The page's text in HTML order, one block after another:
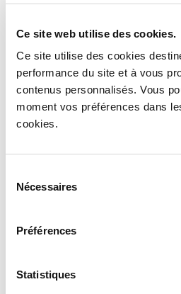
Ce site web utilise des cookies.
Ce site utilise des cookies
performance du site et à vous
contenus personnalisés. Vous
moment vos préférences dans
cookies.
Nécessaires
Préférences
Statistiques
132 m²
Vente Bureaux BORDEAUX